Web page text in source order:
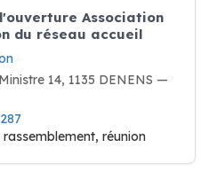
Association
du réseau accueil
14, 1135 DENENS —
réunion